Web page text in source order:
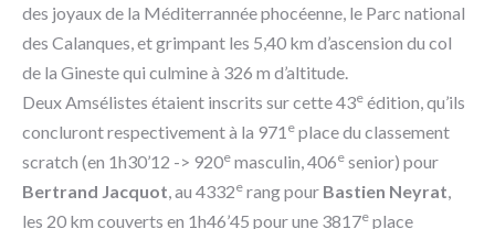
des joyaux de la Méditerrannée phocéenne, le Parc national
des Calanques, et grimpant les 5,40 km d’ascension du col
de la Gineste qui culmine à 326 m d’altitude.
Deux Amsélistes étaient inscrits sur cette 43e édition, qu’ils
concluront respectivement à la 971 e place du classement
scratch (en 1h30’12 -> 920e masculin, 406e senior) pour
Bertrand Jacquot , au 4332e rang pour Bastien Neyrat
les 20 km couverts en 1h46’45 pour une 3817e place